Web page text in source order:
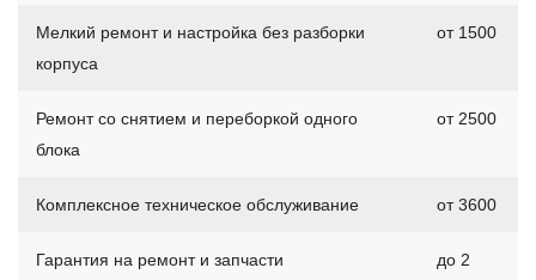
Мелкий ремонт и настройка без разборки
корпуса
от 1500
Ремонт со снятием и переборкой одного
блока
от 2500
Комплексное техническое обслуживание от 3600
Гарантия на ремонт и запчасти
до 2